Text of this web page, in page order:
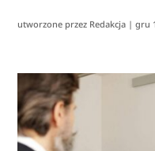
utworzone przez Redakcja |gru